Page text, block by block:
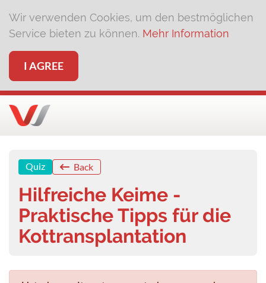
Wir verwenden Cookies, um den bestmöglichen
Service bieten zu können. Mehr Information
I AGREE
Quiz Back
Hilfreiche Keime -
Praktische Tipps für die
Kottransplantation